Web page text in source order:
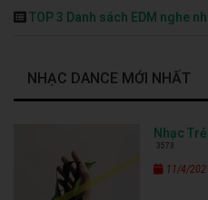
TOP 3 Danh sách EDM nghe
NHẠC DANCE MỚI NHẤT
Nhạc
3573
11/4/